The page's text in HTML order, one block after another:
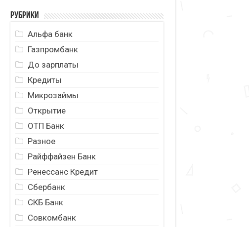
Рубрики
Альфа банк
Газпромбанк
До зарплаты
Кредиты
Микрозаймы
Открытие
ОТП Банк
Разное
Райффайзен Банк
Ренессанс Кредит
Сбербанк
СКБ Банк
Совкомбанк